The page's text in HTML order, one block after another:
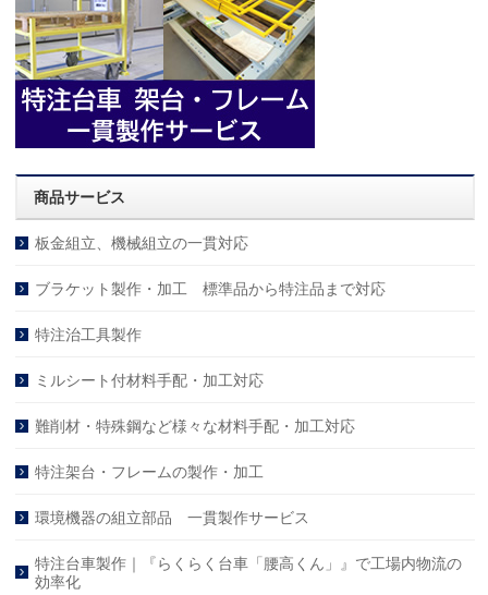
商品サービス
板金組立、機械組立の一貫対応
ブラケット製作・加工 標準品から特注品まで対応
特注治工具製作
ミルシート付材料手配・加工対応
難削材・特殊鋼など様々な材料手配・加工対応
特注架台・フレームの製作・加工
環境機器の組立部品 一貫製作サービス
特注台車製作｜『らくらく台車「腰高くん」』で工場内物流の
効率化